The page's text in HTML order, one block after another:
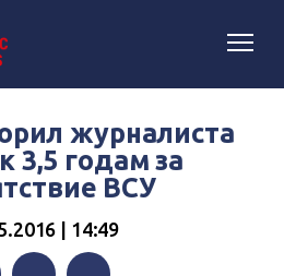
журналиста
3,5 годам за
ВСУ
| 14:49